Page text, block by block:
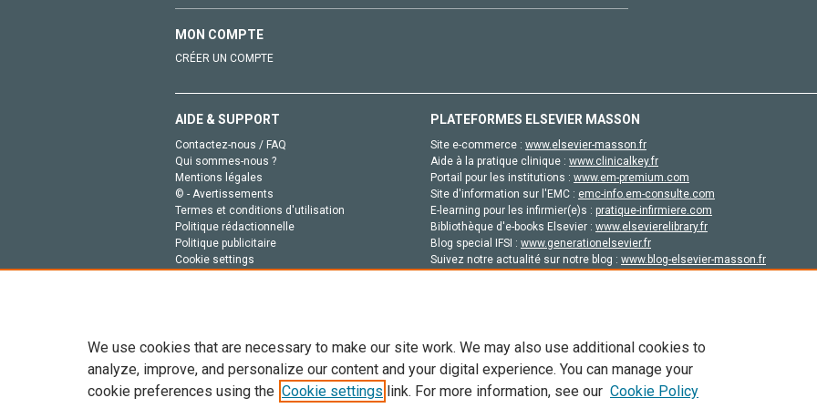
MON COMPTE
CRÉER UN COMPTE
AIDE & SUPPORT
Contactez-nous / FAQ
Qui sommes-nous ?
Mentions légales
© - Avertissements
Termes et conditions d'utilisation
Politique rédactionnelle
Politique publicitaire
Cookie settings
PLATEFORMES ELSEVIER MASSON
Site e-commerce : www.elsevier-masson.fr
Aide à la pratique clinique : www.clinicalkey.fr
Portail pour les institutions : www.em-premium.com
Site d'information sur l'EMC : emc-info.em-consulte.com
E-learning pour les infirmier(e)s : pratique-infirmiere.com
Bibliothèque d'e-books Elsevier : www.elsevierelibrary.fr
Blog special IFSI : www.generationelsevier.fr
Suivez notre actualité sur notre blog : www.blog-elsevier-masson.fr
Tout le contenu de ce site: Copyright © 2026 Elsevier, ses concédants de licence et ses contributeurs. Tout les droits sont réservés,
We use cookies that are necessary to make our site work. We may also use additional cookies to
analyze, improve, and personalize our content and your digital experience. You can manage your
cookie preferences using the Cookie settings link. For more information, see our Cookie Policy